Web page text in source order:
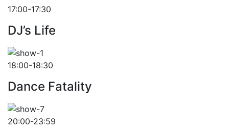
17:00-17:30
DJ’s Life
18:00-18:30
Dance Fatality
20:00-23:59